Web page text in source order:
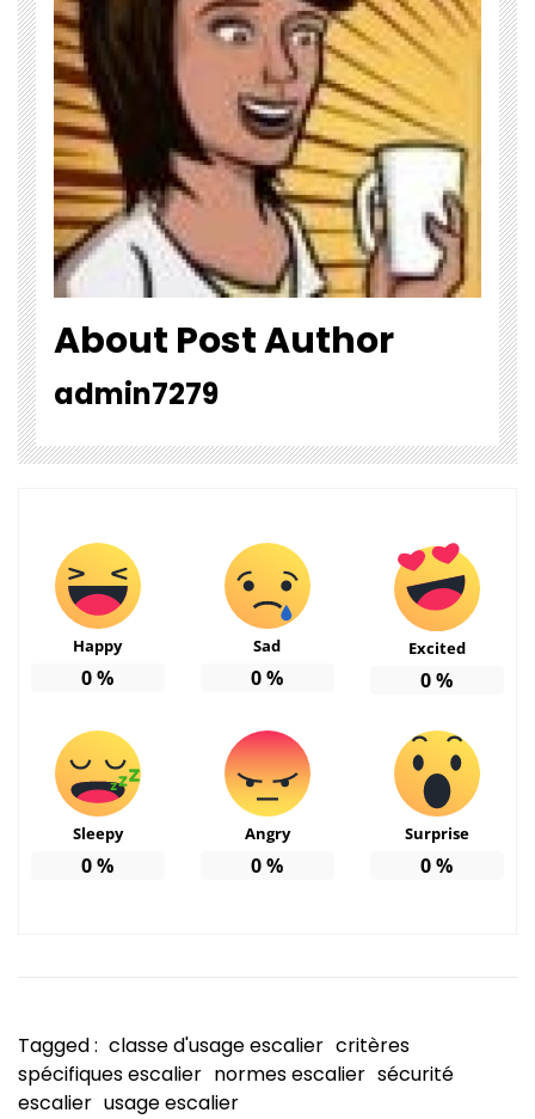
About Post Author
admin7279
Happy
0%
Sad
0%
Excited
0%
Sleepy
0%
Angry
0%
Surprise
0%
Tagged : classe d'usage escalier critères
spécifiques escalier normes escalier sécurité
escalier usage escalier